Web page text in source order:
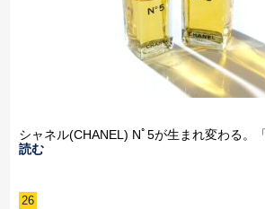
シャネル(CHANEL) Nﾟ5が生まれ変わる。
読む
26